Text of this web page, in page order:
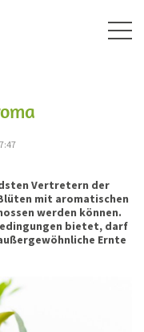
Vertretern der
mit aromatischen
werden können.
bietet, darf
Ernte